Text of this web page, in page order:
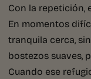
Con la repetición,
En momentos
tranquila cerca,
bostezos suaves,
Cuando ese